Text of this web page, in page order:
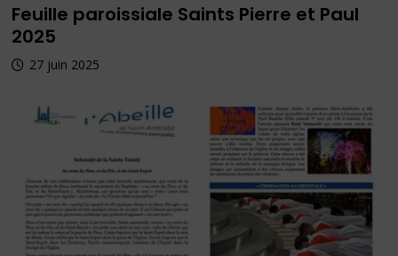
Feuille paroissiale Saints Pierre et Paul
2025
27 juin 2025